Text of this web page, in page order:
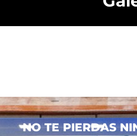
NO TE PIERDAS